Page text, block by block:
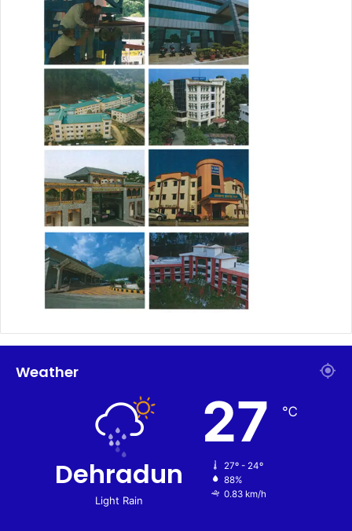
Weather
Dehradun
Light Rain
27 ℃
27º - 24º
88%
0.83 km/h